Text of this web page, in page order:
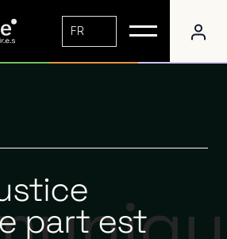
FR
part est